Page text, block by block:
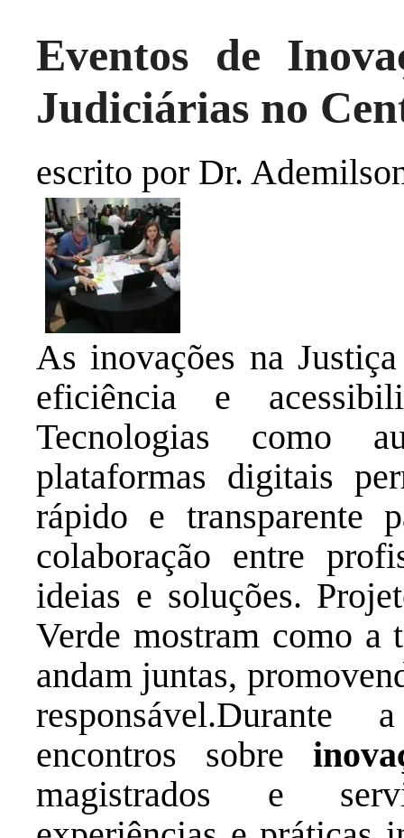
Eventos de
Judiciárias no
escrito por Dr.
As inovações na
eficiência e
Tecnologias como
plataformas digitais
rápido e transparente
colaboração entre
ideias e soluções.
Verde mostram como a
andam juntas,
encontros sobre
magistrados e